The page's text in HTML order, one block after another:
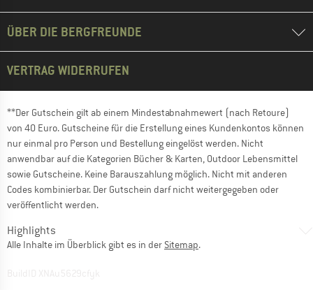
ÜBER DIE BERGFREUNDE
VERTRAG WIDERRUFEN
**Der Gutschein gilt ab einem Mindestabnahmewert (nach Retoure)
von 40 Euro. Gutscheine für die Erstellung eines Kundenkontos können
nur einmal pro Person und Bestellung eingelöst werden. Nicht
anwendbar auf die Kategorien Bücher & Karten, Outdoor Lebensmittel
sowie Gutscheine. Keine Barauszahlung möglich. Nicht mit anderen
Codes kombinierbar. Der Gutschein darf nicht weitergegeben oder
veröffentlicht werden.
Highlights
Alle Inhalte im Überblick gibt es in der Sitemap.